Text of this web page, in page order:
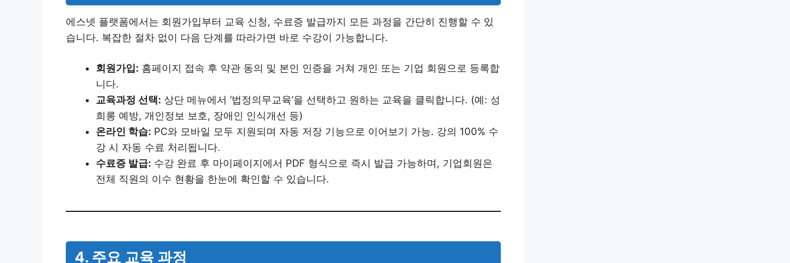
에스넷 플랫폼에서는 회원가입부터 교육 신청, 수료증 발급까지 모든 과정을 간단히 진행할 수 있
습니다. 복잡한 절차 없이 다음 단계를 따라가면 바로 수강이 가능합니다.
회원가입: 홈페이지 접속 후 약관 동의 및 본인 인증을 거쳐 개인 또는 기업 회원으로 등록합
니다.
교육과정 선택: 상단 메뉴에서 ‘법정의무교육’을 선택하고 원하는 교육을 클릭합니다. (예: 성
희롱 예방, 개인정보 보호, 장애인 인식개선 등)
온라인 학습: PC와 모바일 모두 지원되며 자동 저장 기능으로 이어보기 가능. 강의 100% 수
강 시 자동 수료 처리됩니다.
수료증 발급: 수강 완료 후 마이페이지에서 PDF 형식으로 즉시 발급 가능하며, 기업회원은
전체 직원의 이수 현황을 한눈에 확인할 수 있습니다.
4. 주요 교육 과정